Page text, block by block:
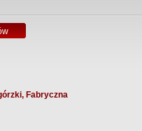
Fabryczna